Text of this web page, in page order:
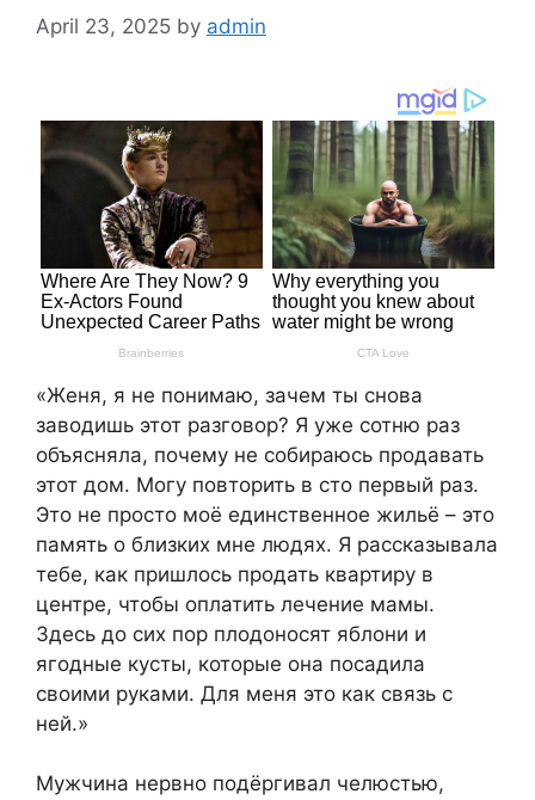
April 23, 2025 by admin
«Женя, я не понимаю, зачем ты снова
заводишь этот разговор? Я уже сотню раз
объясняла, почему не собираюсь продавать
этот дом. Могу повторить в сто первый раз.
Это не просто моё единственное жильё – это
память о близких мне людях. Я рассказывала
тебе, как пришлось продать квартиру в
центре, чтобы оплатить лечение мамы.
Здесь до сих пор плодоносят яблони и
ягодные кусты, которые она посадила
своими руками. Для меня это как связь с
ней.»
Мужчина нервно подёргивал челюстью,